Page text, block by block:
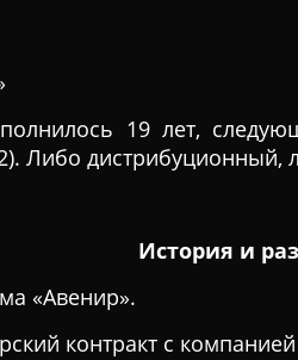
19 лет,
Либо дистрибуционный,
История и
«Авенир».
контракт с компанией